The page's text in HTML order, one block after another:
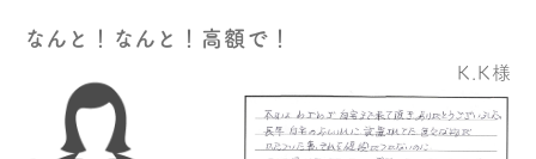
なんと！なんと！高額で！
K.K様